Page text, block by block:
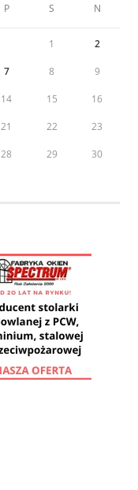
P S N
1 2
7 8 9
14 15 16
21 22 23
28 29 30